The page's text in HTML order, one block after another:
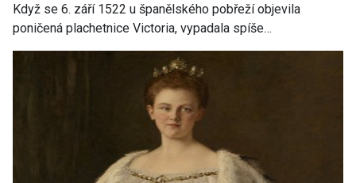
Když se 6. září 1522 u španělského pobřeží objevila
poničená plachetnice Victoria, vypadala spíše…